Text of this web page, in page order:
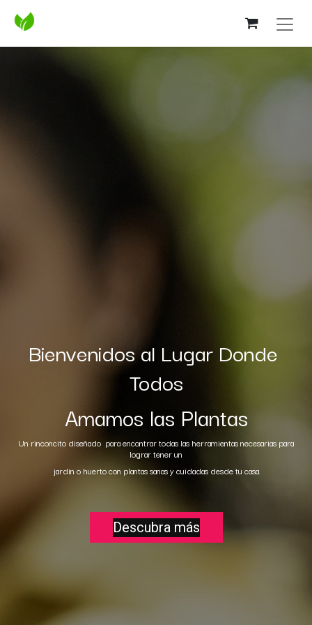
Bienvenidos al Lugar Donde
Todos
Amamos las Plantas
Un rinconcito diseñado para encontrar todas las herramientas necesarias para
lograr tener un
jardín o huerto con plantas sanas y cuidadas desde tu casa.
Descubra más